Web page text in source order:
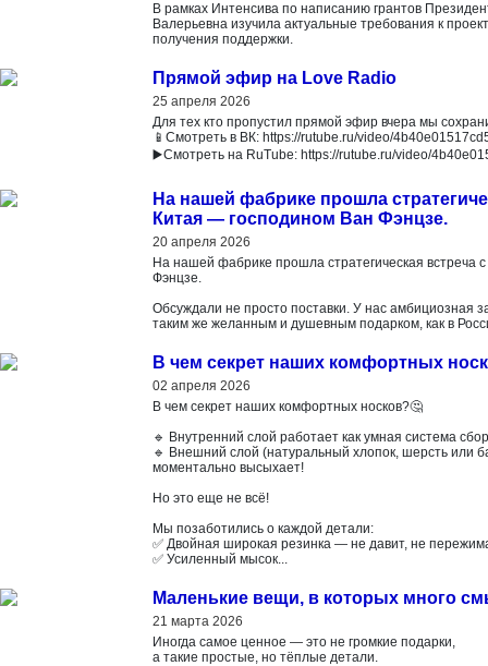
В рамках Интенсива по написанию грантов
Валерьевна изучила актуальные требования к
получения поддержки.
Прямой эфир на Love Radio
25 апреля 2026
Для тех кто пропустил прямой эфир вчера мы
📱Смотреть в ВК: https://rutube.ru/video/
▶️Смотреть на RuTube: https://rutube.ru/video/
На нашей фабрике прошла
Китая — господином Ван Фэнцзе.
20 апреля 2026
На нашей фабрике прошла стратегическая встреча
Фэнцзе.
Обсуждали не просто поставки. У нас амбициозная
таким же желанным и душевным подарком, как в
В чем секрет наших комфортных
02 апреля 2026
В чем секрет наших комфортных носков?🤔
🔹 Внутренний слой работает как умная система
🔹 Внешний слой (натуральный хлопок, шерсть или
моментально высыхает!
Но это еще не всё!
Мы позаботились о каждой детали:
✅ Двойная широкая резинка — не давит, не
✅ Усиленный мысок...
Маленькие вещи, в которых много
21 марта 2026
Иногда самое ценное — это не громкие подарки,
а такие простые, но тёплые детали.